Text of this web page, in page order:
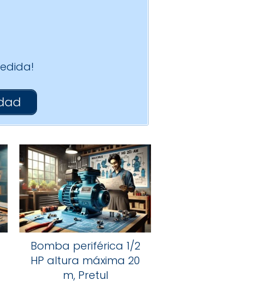
Bomba periférica 1/2
HP altura máxima 20
m, Pretul